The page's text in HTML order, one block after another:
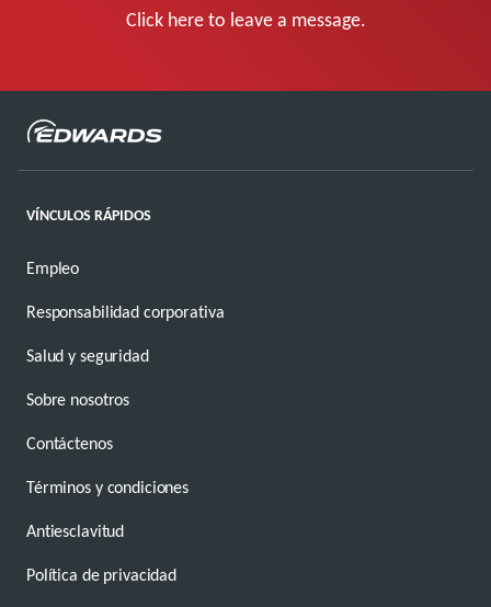
Click here to leave a message.
VÍNCULOS RÁPIDOS
Empleo
Responsabilidad corporativa
Salud y seguridad
Sobre nosotros
Contáctenos
Términos y condiciones
Antiesclavitud
Política de privacidad